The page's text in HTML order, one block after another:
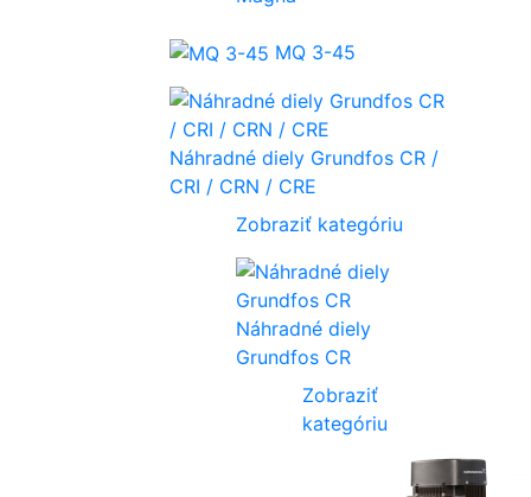
MQ 3-45
Náhradné diely Grundfos CR /
CRI / CRN / CRE
Zobraziť kategóriu
Náhradné diely
Grundfos CR
Zobraziť
kategóriu